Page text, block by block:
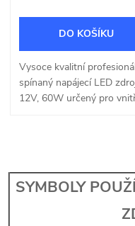
DO KOŠÍKU
Vysoce kvalitní
spínaný napájecí LED
12V, 60W určený pro
vSYMBOLY